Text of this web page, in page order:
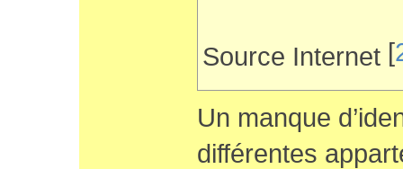
Source Internet [
Un manque
différentes